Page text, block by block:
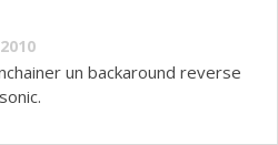
un backaround reverse